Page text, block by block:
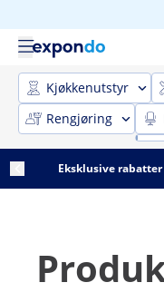
Kjøkkenutstyr
Rengjøring
Eksklusive